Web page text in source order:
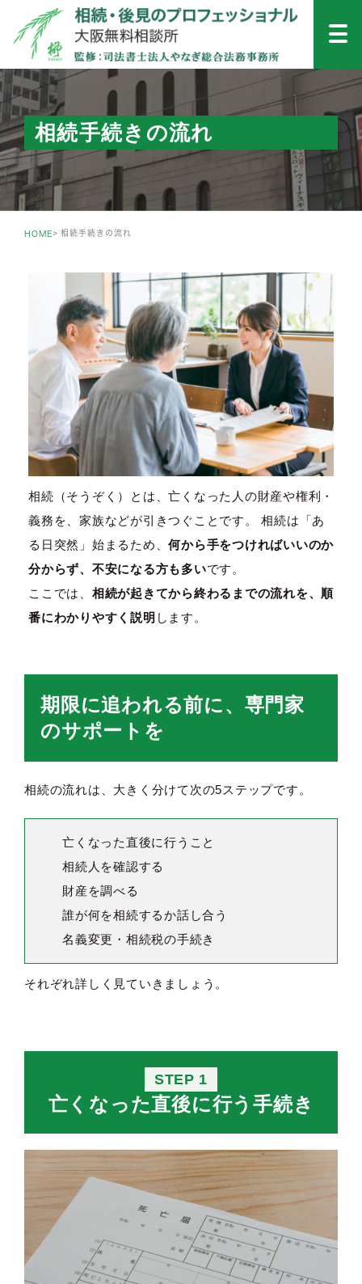
相続手続きの流れ
HOME 相続手続きの流れ
相続（そうぞく）とは、亡くなった人の財産や権利・
義務を、家族などが引きつぐことです。 相続は「あ
る日突然」始まるため、何から手をつければいいのか
分からず、不安になる方も多いです。
ここでは、 相続が起きてから終わるまでの流れを、順
番にわかりやすく説明 します。
期限に追われる前に、専門家
のサポートを
相続の流れは、大きく分けて次の5ステップです。
亡くなった直後に行うこと
相続人を確認する
財産を調べる
誰が何を相続するか話し合う
名義変更・相続税の手続き
それぞれ詳しく見ていきましょう。
STEP 1
亡くなった直後に行う手続き